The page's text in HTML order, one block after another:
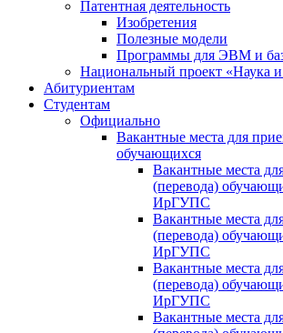
Патентная деятельность
Изобретения
Полезные модели
Программы для ЭВМ и
Национальный проект «Наука
Абитуриентам
Студентам
Официально
Вакантные места для
обучающихся
Вакантные места
(перевода)
ИрГУПС
Вакантные места
(перевода)
ИрГУПС
Вакантные места
(перевода)
ИрГУПС
Вакантные места